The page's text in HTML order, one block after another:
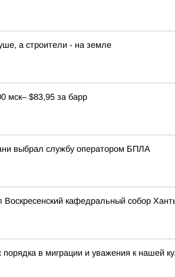
а строители - на земле
мск– $83,95 за барр
выбрал службу оператором БПЛА
кафедральный собор
в миграции и уважения к нашей